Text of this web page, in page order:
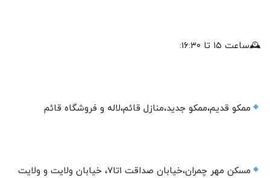
🕰ساعت ۱۵ تا ۱۶:۳۰:
ممکو قدیم،ممکو جدید،منازل قائم،لاله و فروشگاه قائم
مسکن مهر چمران،خیابان صداقت ۱تا۷، خیابان ولایت و ولایت